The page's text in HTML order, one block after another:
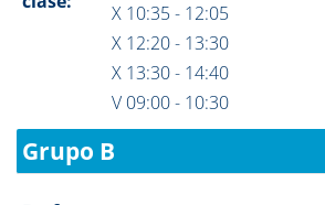
X 10:35 - 12:05
X 12:20 - 13:30
X 13:30 - 14:40
V 09:00 - 10:30
Grupo B